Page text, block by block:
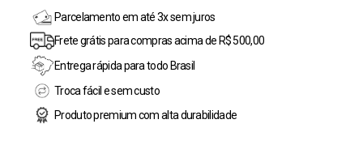
Parcelamento em até 3x sem juros
Frete grátis para compras acima de R$ 500,00
Entrega rápida para todo Brasil
Troca fácil e sem custo
Produto premium com alta durabilidade